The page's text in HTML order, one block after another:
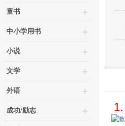
童书
中小学用书
小说
文学
外语
成功/励志 1.